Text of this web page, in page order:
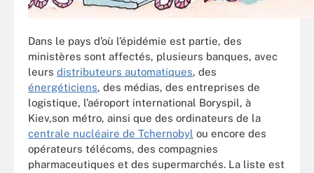
Dans le pays d’où l’épidémie est partie, des
ministères sont affectés, plusieurs banques, avec
leurs distributeurs automatiques, des
énergéticiens, des médias, des entreprises de
logistique, l’aéroport international Boryspil, à
Kiev,son métro, ainsi que des ordinateurs de la
centrale nucléaire de Tchernobyl ou encore des
opérateurs télécoms, des compagnies
pharmaceutiques et des supermarchés. La liste est